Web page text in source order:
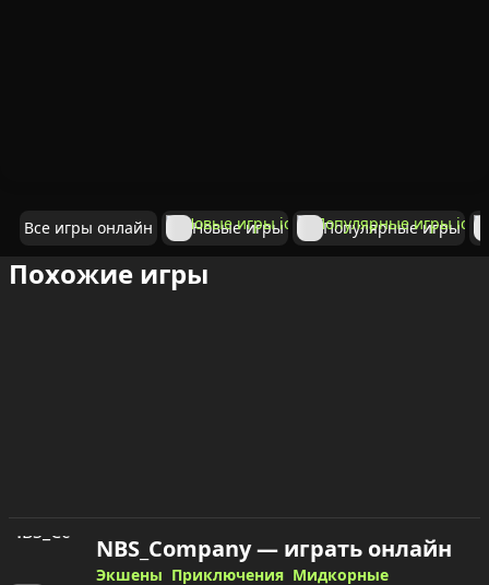
Все игры онлайн Новые игры Популярные игры
Похожие игры
NBS_Company — играть онлайн
Экшены Приключения Мидкорные